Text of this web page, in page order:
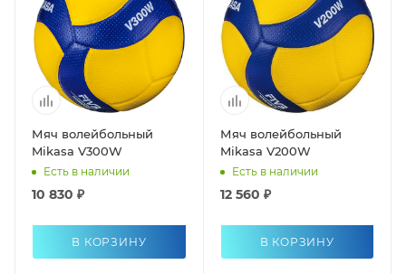
Мяч волейбольный
Mikasa V300W
Есть в наличии
10 830 ₽
В КОРЗИНУ
Мяч волейбольный
Mikasa V200W
Есть в наличии
12 560 ₽
В КОРЗИНУ